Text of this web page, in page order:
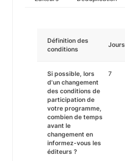
Définition des
conditions
Jours
Si possible, lors
d'un changement
des conditions de
participation de
votre programme,
combien de temps
avant le
changement en
informez-vous les
éditeurs ?
7